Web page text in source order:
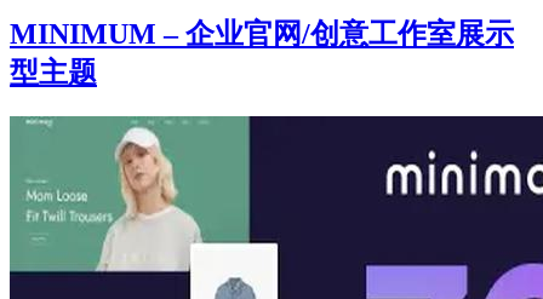
MINIMUM – 企业官网/创意工作室展示
型主题